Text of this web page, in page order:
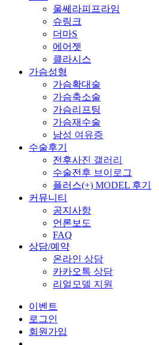
울쎄라피프라임
슈링크
더마S
에어젯
클라시스
가슴성형
가슴확대술
가슴축소술
가슴리프팅
가슴재수술
남성 여유증
수술후기
전후사진 갤러리
수술전후 브이로그
플러스(+) MODEL 후기
커뮤니티
공지사항
언론보도
FAQ
상담/예약
온라인 상담
카카오톡 상담
리얼모델 지원
이 벤 트
로그인
회원가입